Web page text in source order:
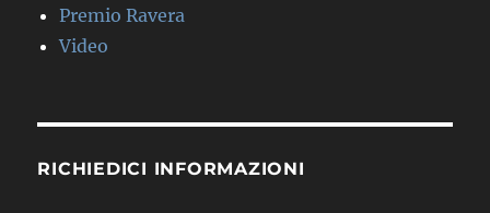
Premio Ravera
Video
RICHIEDICI INFORMAZIONI